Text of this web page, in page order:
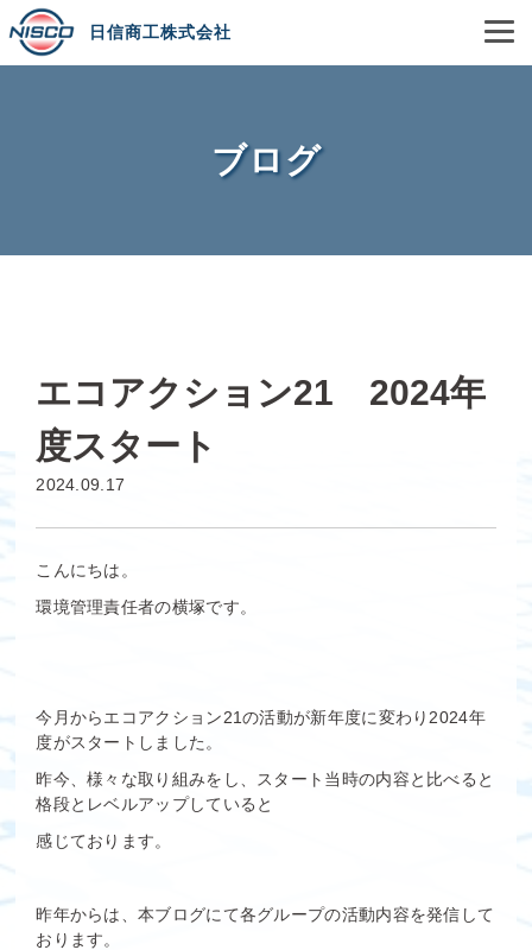
日信商工株式会社
ブログ
エコアクション21 2024年
度スタート
2024.09.17
こんにちは。
環境管理責任者の横塚です。
今月からエコアクション21の活動が新年度に変わり2024年
度がスタートしました。
昨今、様々な取り組みをし、スタート当時の内容と比べると
格段とレベルアップしていると
感じております。
昨年からは、本ブログにて各グループの活動内容を発信して
おります。